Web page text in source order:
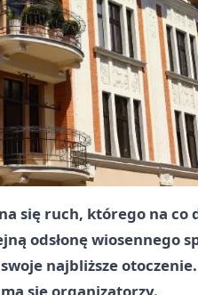
się ruch, którego na co
odsłonę wiosennego
najbliższe